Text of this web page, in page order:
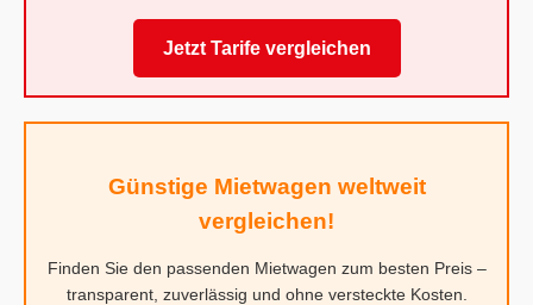
Jetzt Tarife vergleichen
Günstige Mietwagen weltweit
vergleichen!
Finden Sie den passenden Mietwagen zum besten Preis –
transparent, zuverlässig und ohne versteckte Kosten.